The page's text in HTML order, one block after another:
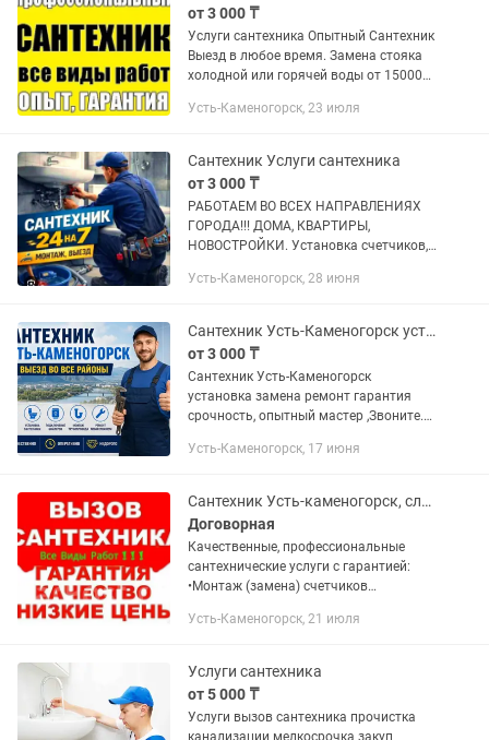
от 3 000 ₸
Услуги сантехника Опытный Сантехник
Выезд в любое время. Замена стояка
холодной или горячей воды от 15000тг
стояка канализации от 20000тг Замена
Усть-Каменогорск, 23 июля
Сантехник Услуги сантехника
от 3 000 ₸
РАБОТАЕМ ВО ВСЕХ НАПРАВЛЕНИЯХ
ГОРОДА!!! ДОМА, КВАРТИРЫ,
НОВОСТРОЙКИ. Установка счетчиков,
замена канализационных труб. Замена
Усть-Каменогорск, 28 июня
Сантехник Усть-Каменогорск установка замена ремонт гарантия срочность
от 3 000 ₸
Сантехник Усть-Каменогорск
установка замена ремонт гарантия
срочность, опытный мастер ,Звоните.
дом и квартиру Вызов сантехника на
Усть-Каменогорск, 17 июня
Сантехник Усть-каменогорск, слесарь
Договорная
Качественные, профессиональные
сантехнические услуги с гарантией:
•Монтаж (замена) счетчиков
(замена, ремонт); •Установка (замена)
Усть-Каменогорск, 21 июля
Услуги сантехника
от 5 000 ₸
Услуги вызов сантехника прочистка
канализации мелкосрочка закуп